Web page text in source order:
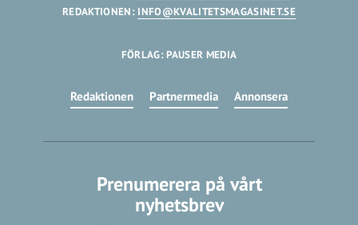
REDAKTIONEN: INFO@KVALITETSMAGASINET.SE
FÖRLAG: PAUSER MEDIA
Redaktionen Partnermedia Annonsera
Prenumerera på vårt
nyhetsbrev